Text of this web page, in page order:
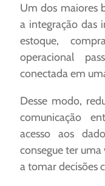
Um dos maiores
a integração das
estoque,
operacional
conectada em
Desse modo,
comunicação
acesso aos
consegue ter uma
a tomar decisões